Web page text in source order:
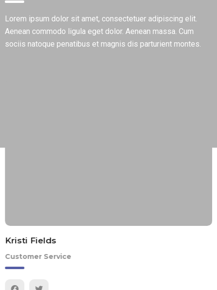
Lorem ipsum dolor sit amet, consectetuer adipiscing elit.
Aenean commodo ligula eget dolor. Aenean massa. Cum
sociis natoque penatibus et magnis dis parturient montes.
Kristi Fields
Customer Service